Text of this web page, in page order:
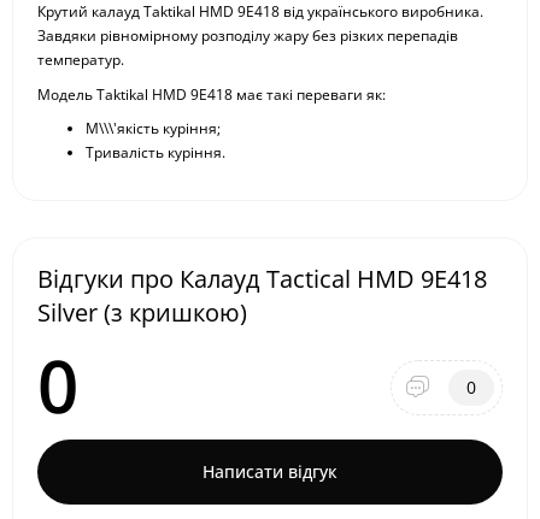
Крутий калауд Taktikal HMD 9E418 від українського виробника.
Завдяки рівномірному розподілу жару без різких перепадів
температур.
Модель Taktikal HMD 9E418 має такі переваги як:
М\\\'якість куріння;
Тривалість куріння.
Відгуки про Калауд Tactical HMD 9E418
Silver (з кришкою)
0 0
Написати відгук